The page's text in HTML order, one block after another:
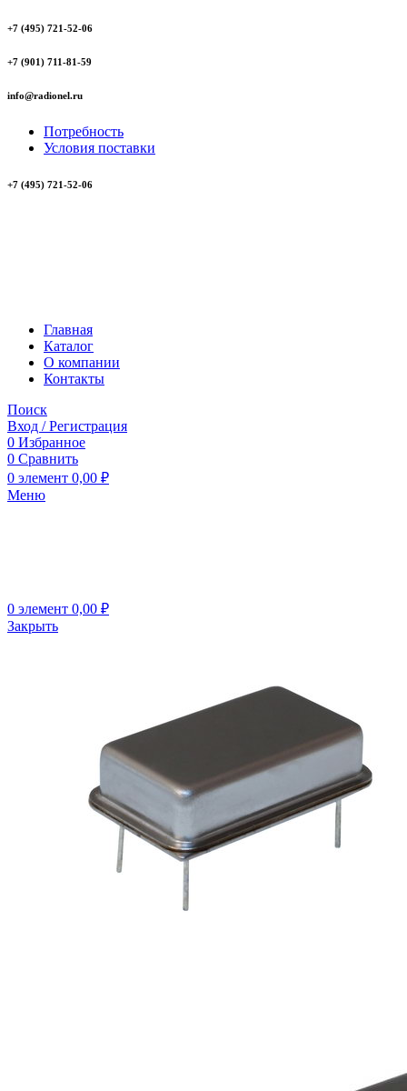
+7 (495) 721-52-06
+7 (901) 711-81-59
info@radionel.ru
Потребность
Условия поставки
+7 (495) 721-52-06
Главная
Каталог
О компании
Контакты
Поиск
Вход / Регистрация
0 Избранное
0 Сравнить
0 элемент 0,00 ₽
Меню
0 элемент 0,00 ₽
Закрыть